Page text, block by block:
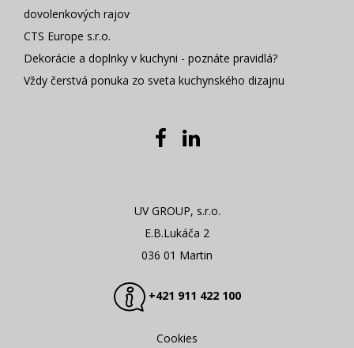
dovolenkových rajov
CTS Europe s.r.o.
Dekorácie a doplnky v kuchyni - poznáte pravidlá?
Vždy čerstvá ponuka zo sveta kuchynského dizajnu
UV GROUP, s.r.o.
E.B.Lukáča 2
036 01 Martin
+421 911 422 100
Cookies